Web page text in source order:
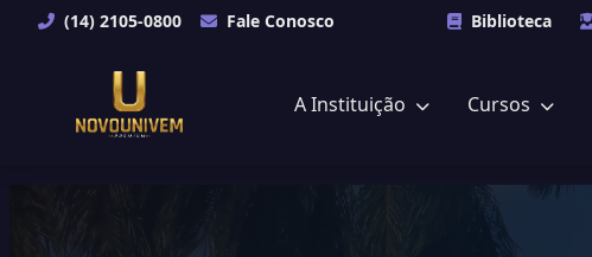
(14) 2105-0800 Fale Conosco Biblioteca
A Instituição Cursos